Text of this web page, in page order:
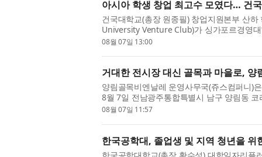
아시아 학생 창업 최고수 모였다… 건
건국대학교(총장 원종필) 창업지원본부 산
University Venture Club)가 싱가포르경영
SMU) 스타트업 학회 ‘Start-up Society’와 공
08월 07일 13:00
거대한 전시장 대신 골목과 마을로, 양
양림골목비엔날레 운영사무국(쥬스컴퍼니)
8월 7일 전남광주통합특별시 남구 양림동
비엔날레 개막 D-30 총회’를 개최하고 ...
08월 07일 11:57
한국공학대, 졸업생 및 지역 청년을 위
한국공학대학교(총장 황수성) 대학일자리